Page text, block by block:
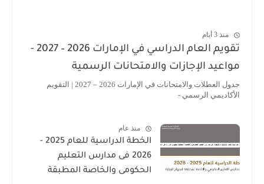
تقويم العام الدراسي في الإمارات 2026 – 2027 -
الإجازات والامتحانات الرسمية
جدول العطلات والامتحانات في الإمارات 2026 – 2027 | التقويم
الرسمي -
منذ عام
الخطة الدراسية للعام 2025 -
2026 فى مدارس التعليم
الحكومى والخاصة المطبقة